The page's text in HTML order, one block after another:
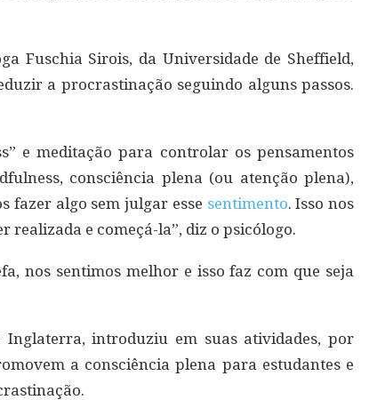
Fuschia Sirois, da Universidade de Sheffield,
a procrastinação seguindo alguns passos.
e meditação para controlar os pensamentos
consciência plena (ou atenção plena),
fazer algo sem julgar esse sentimento. Isso nos
realizada e começá-la”, diz o psicólogo.
nos sentimos melhor e isso faz com que seja
introduziu em suas atividades, por
a consciência plena para estudantes e